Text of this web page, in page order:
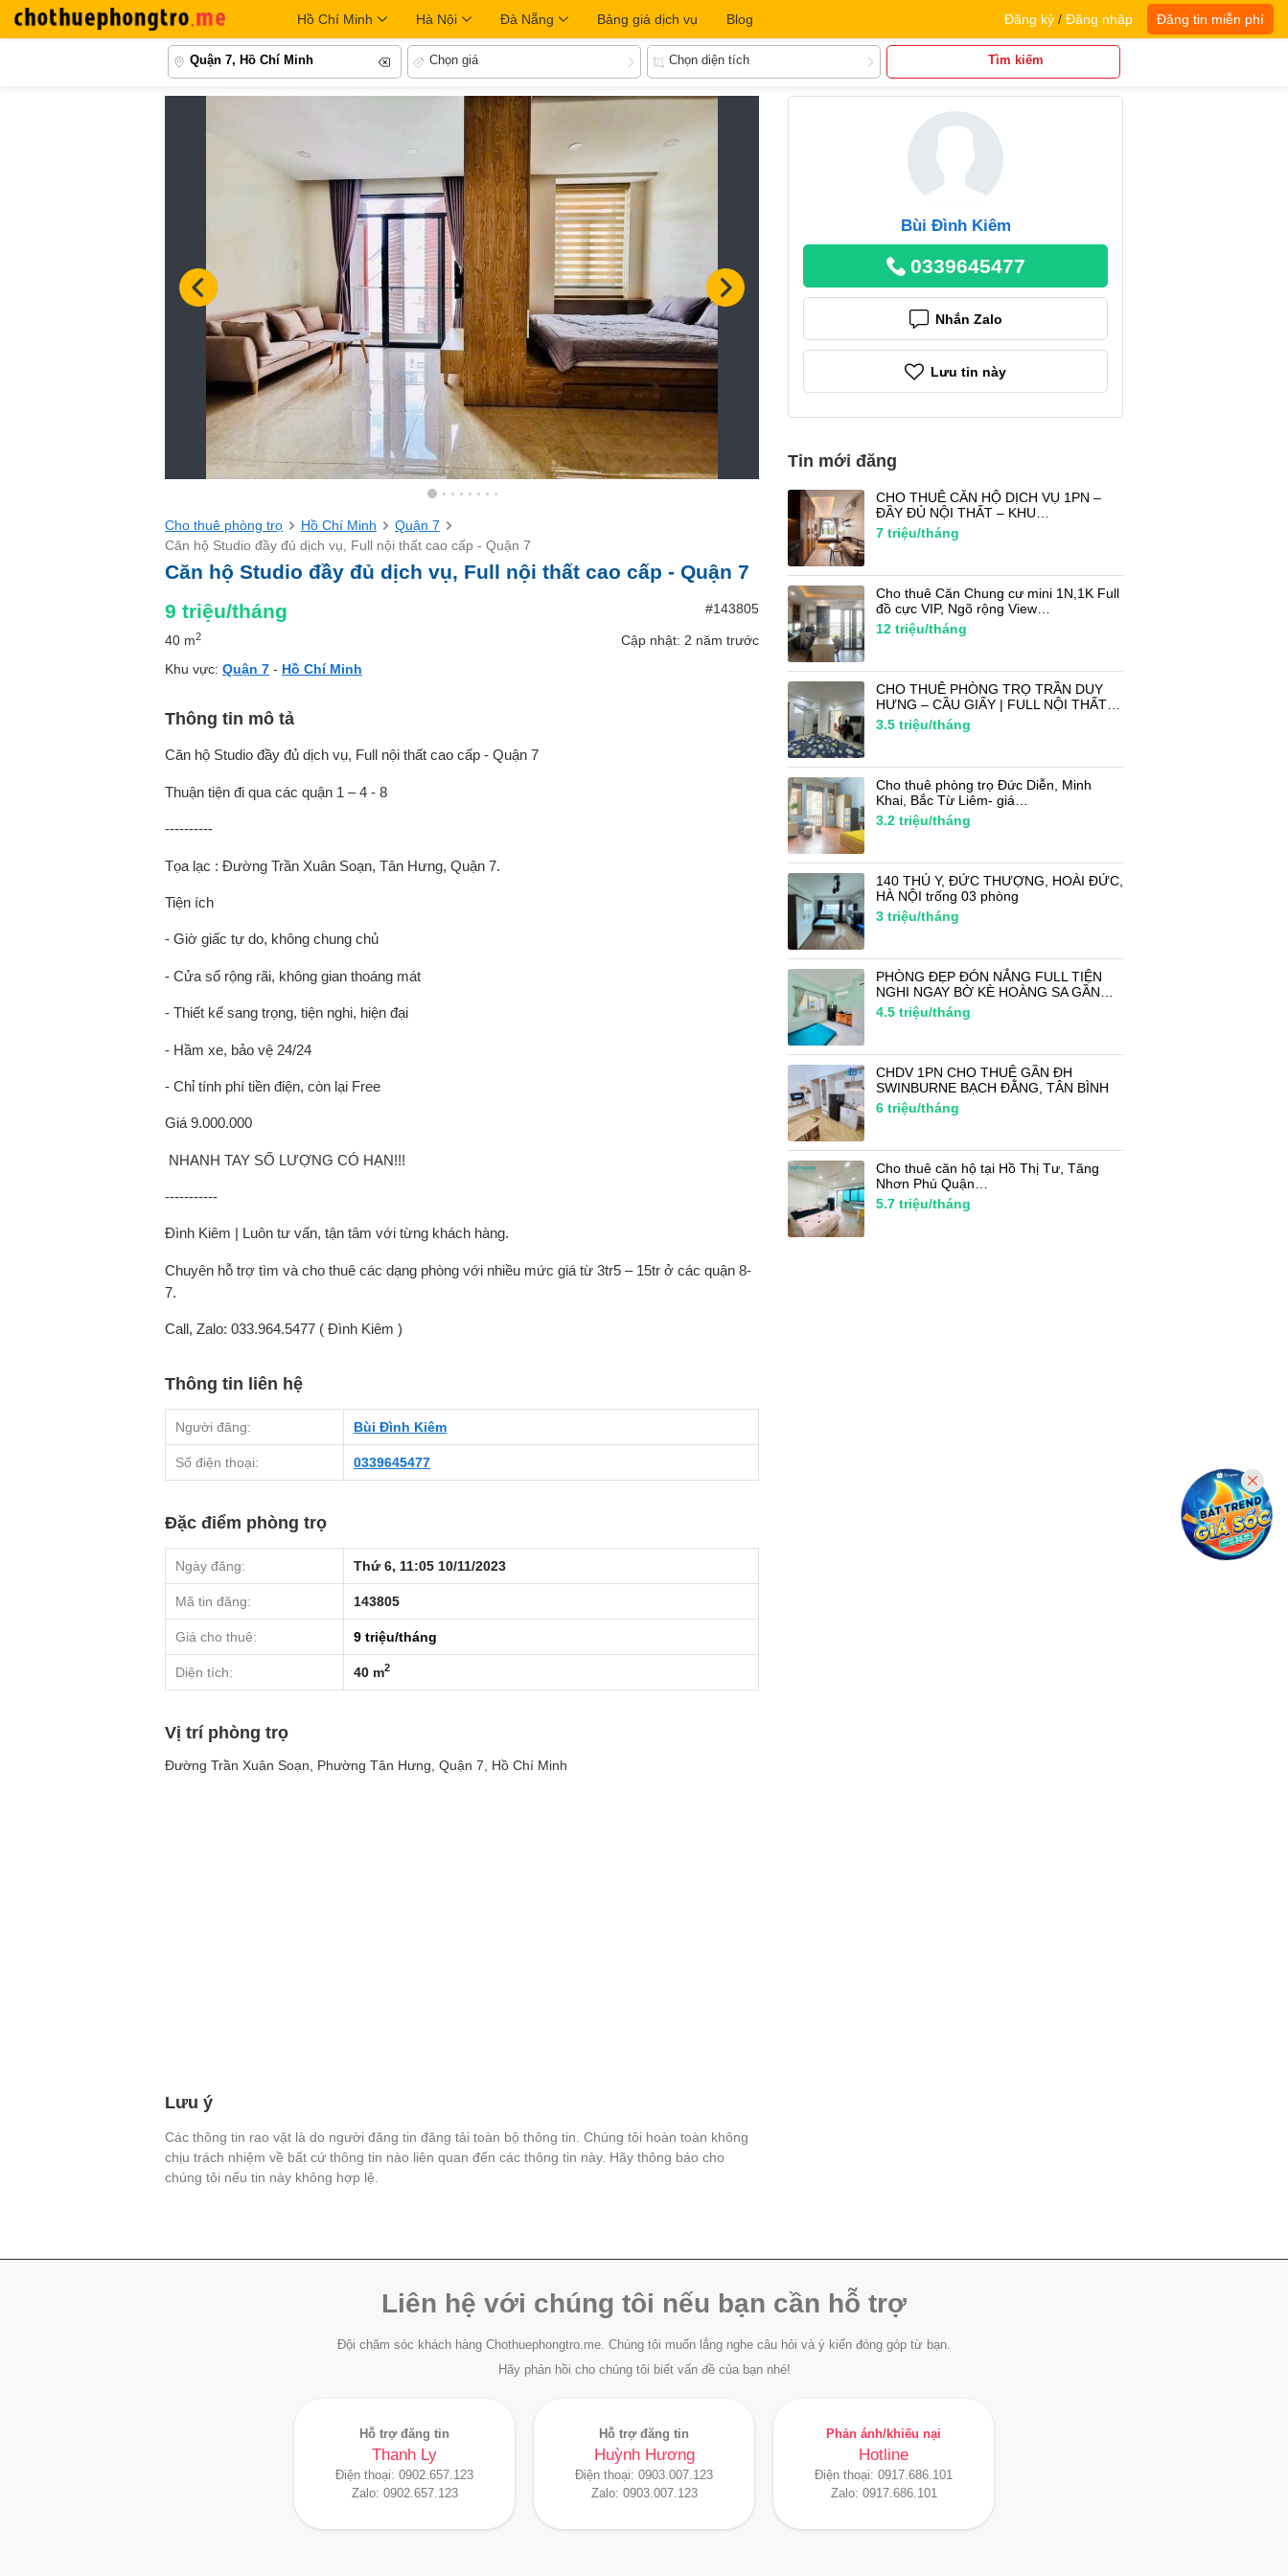
Hồ Chí Minh Hà Nội Đà Nẵng Bảng giá dịch vụ Blog Đăng ký / Đăng nhập Đăng tin miễn phí
Quận 7, Hồ Chí Minh Chọn giá Chọn diện tích Tìm kiếm
Cho thuê phòng trọ Hồ Chí Minh
Quận 7
Căn hộ Studio đầy đủ dịch vụ, Full nội thất cao cấp - Quận 7
Căn hộ Studio đầy đủ dịch vụ, Full nội thất cao cấp - Quận 7
9 triệu/tháng #143805
40 m2
Cập nhật: 2 năm trước
Khu vực: Quận 7 - Hồ Chí Minh
Thông tin mô tả
Căn hộ Studio đầy đủ dịch vụ, Full nội thất cao cấp - Quận 7
Thuận tiện đi qua các quận 1 – 4 - 8
----------
Tọa lạc : Đường Trần Xuân Soạn, Tân Hưng, Quận 7.
Tiện ích
- Giờ giấc tự do, không chung chủ
- Cửa sổ rộng rãi, không gian thoáng mát
- Thiết kế sang trọng, tiện nghi, hiện đại
- Hầm xe, bảo vệ 24/24
- Chỉ tính phí tiền điện, còn lại Free
Giá 9.000.000
️ NHANH TAY SỐ LƯỢNG CÓ HẠN!!!
-----------
Đình Kiêm | Luôn tư vấn, tận tâm với từng khách hàng.
Chuyên hỗ trợ tìm và cho thuê các dạng phòng với nhiều mức giá từ 3tr5 – 15tr ở các quận 8-
7.
Call, Zalo: 033.964.5477 ( Đình Kiêm )
Thông tin liên hệ
Người đăng: Bùi Đình Kiêm
Số điện thoại: 0339645477
Đặc điểm phòng trọ
Ngày đăng: Thứ 6, 11:05 10/11/2023
Mã tin đăng: 143805
Giá cho thuê: 9 triệu/tháng
Diện tích: 40 m2
Vị trí phòng trọ
Đường Trần Xuân Soạn, Phường Tân Hưng, Quận 7, Hồ Chí Minh
Lưu ý
Các thông tin rao vặt là do người đăng tin đăng tải toàn bộ thông tin. Chúng tôi hoàn toàn không
chịu trách nhiệm về bất cứ thông tin nào liên quan đến các thông tin này. Hãy thông báo cho
chúng tôi nếu tin này không hợp lệ.
Bùi Đình Kiêm
0339645477
Nhắn Zalo
Lưu tin này
Tin mới đăng
CHO THUÊ CĂN HỘ DỊCH VỤ 1PN –
ĐẦY ĐỦ NỘI THẤT – KHU…
7 triệu/tháng
Cho thuê Căn Chung cư mini 1N,1K Full
đồ cực VIP, Ngõ rộng View…
12 triệu/tháng
CHO THUÊ PHÒNG TRỌ TRẦN DUY
HƯNG – CẦU GIẤY | FULL NỘI THẤT…
3.5 triệu/tháng
Cho thuê phòng trọ Đức Diễn, Minh
Khai, Bắc Từ Liêm- giá…
3.2 triệu/tháng
140 THÚ Y, ĐỨC THƯỢNG, HOÀI ĐỨC,
HÀ NỘI trống 03 phòng
3 triệu/tháng
PHÒNG ĐẸP ĐÓN NẮNG FULL TIỆN
NGHI NGAY BỜ KÈ HOÀNG SA GẦN…
4.5 triệu/tháng
CHDV 1PN CHO THUÊ GẦN ĐH
SWINBURNE BẠCH ĐẰNG, TÂN BÌNH
6 triệu/tháng
Cho thuê căn hộ tại Hồ Thị Tư, Tăng
Nhơn Phú Quận…
5.7 triệu/tháng
Liên hệ với chúng tôi nếu bạn cần hỗ trợ
Đội chăm sóc khách hàng Chothuephongtro.me. Chúng tôi muốn lắng nghe câu hỏi và ý kiến đóng góp từ bạn.
Hãy phản hồi cho chúng tôi biết vấn đề của bạn nhé!
Hỗ trợ đăng tin
Thanh Ly
Điện thoại: 0902.657.123
Zalo: 0902.657.123
Hỗ trợ đăng tin
Huỳnh Hương
Điện thoại: 0903.007.123
Zalo: 0903.007.123
Phản ánh/khiếu nại
Hotline
Điện thoại: 0917.686.101
Zalo: 0917.686.101